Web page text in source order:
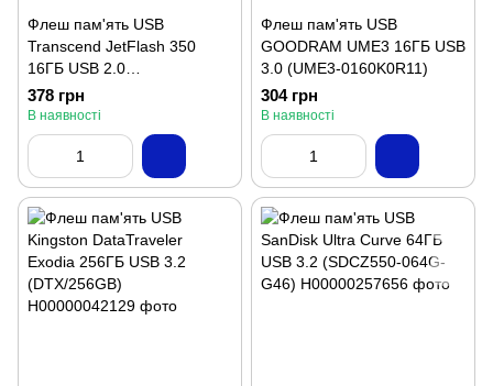
Флеш пам'ять USB
Transcend JetFlash 350
16ГБ USB 2.0
(TS16GJF350)
378 грн
В наявності
Флеш пам'ять USB
GOODRAM UME3 16ГБ USB
3.0 (UME3-0160K0R11)
304 грн
В наявності